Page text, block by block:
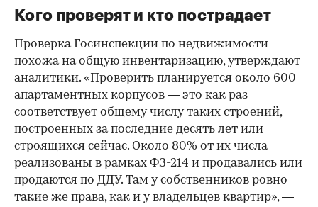
Кого проверят и кто пострадает
Проверка Госинспекции по недвижимости
похожа на общую инвентаризацию, утверждают
аналитики. «Проверить планируется около 600
апартаментных корпусов — это как раз
соответствует общему числу таких строений,
построенных за последние десять лет или
строящихся сейчас. Около 80% от их числа
реализованы в рамках ФЗ-214 и продавались или
продаются по ДДУ. Там у собственников ровно
такие же права, как и у владельцев квартир», —